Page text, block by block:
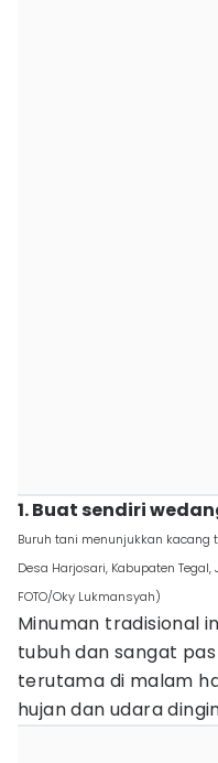
1. Buat sendiri
Buruh tani menunjukkan
Desa Harjosari, Kabupaten
FOTO/Oky Lukmansyah)
Minuman tradisional
tubuh dan sangat
terutama di malam
hujan dan udara